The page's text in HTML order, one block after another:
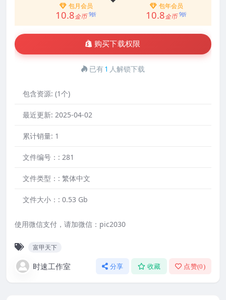
包月会员
10.8金币 9折
包年会员
10.8金币 9折
购买下载权限
已有1 人解锁下载
包含资源: (1个)
最近更新: 2025-04-02
累计销量: 1
文件编号：: 281
文件类型：: 繁体中文
文件大小：: 0.53 Gb
使用微信支付，请加微信：pic2030
富甲天下
时速工作室 分享 收藏 点赞(0)